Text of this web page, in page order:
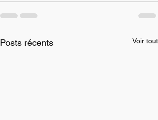
Posts récents Voir tout